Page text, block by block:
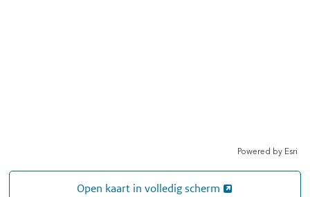
Open kaart in volledig scherm